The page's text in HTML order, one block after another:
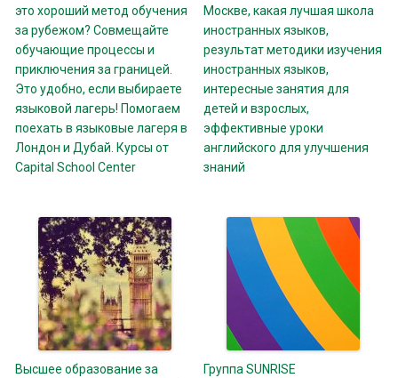
это хороший метод обучения
за рубежом? Совмещайте
обучающие процессы и
приключения за границей.
Это удобно, если выбираете
языковой лагерь! Помогаем
поехать в языковые лагеря в
Лондон и Дубай. Курсы от
Capital School Center
Москве, какая лучшая школа
иностранных языков,
результат методики изучения
иностранных языков,
интересные занятия для
детей и взрослых,
эффективные уроки
английского для улучшения
знаний
Высшее образование за
Группа SUNRISE